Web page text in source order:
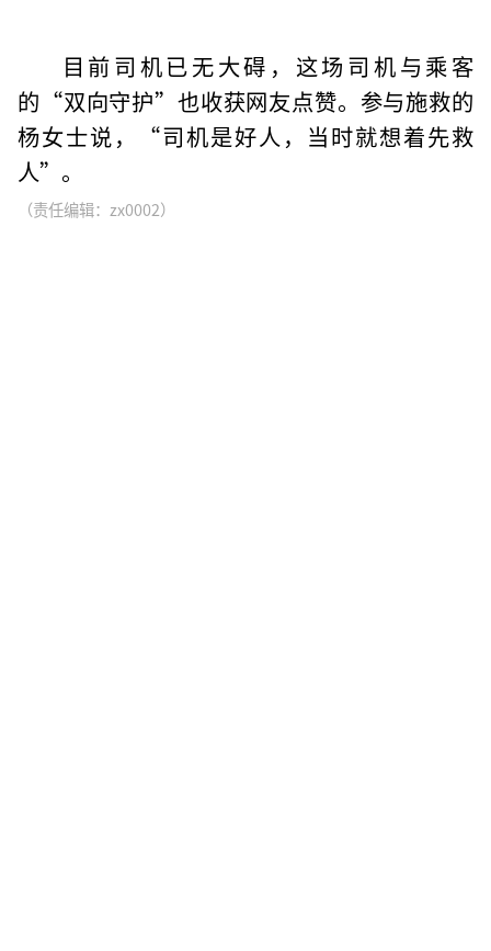
目前司机已无大碍，这场司机与乘客
的“双向守护”也收获网友点赞。参与施救的
杨女士说，“司机是好人，当时就想着先救
人”。
（责任编辑：zx0002）